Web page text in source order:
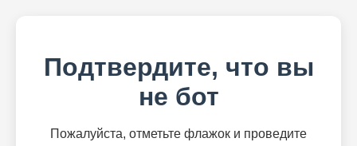
Подтвердите, что вы
не бот
Пожалуйста, отметьте флажок и проведите